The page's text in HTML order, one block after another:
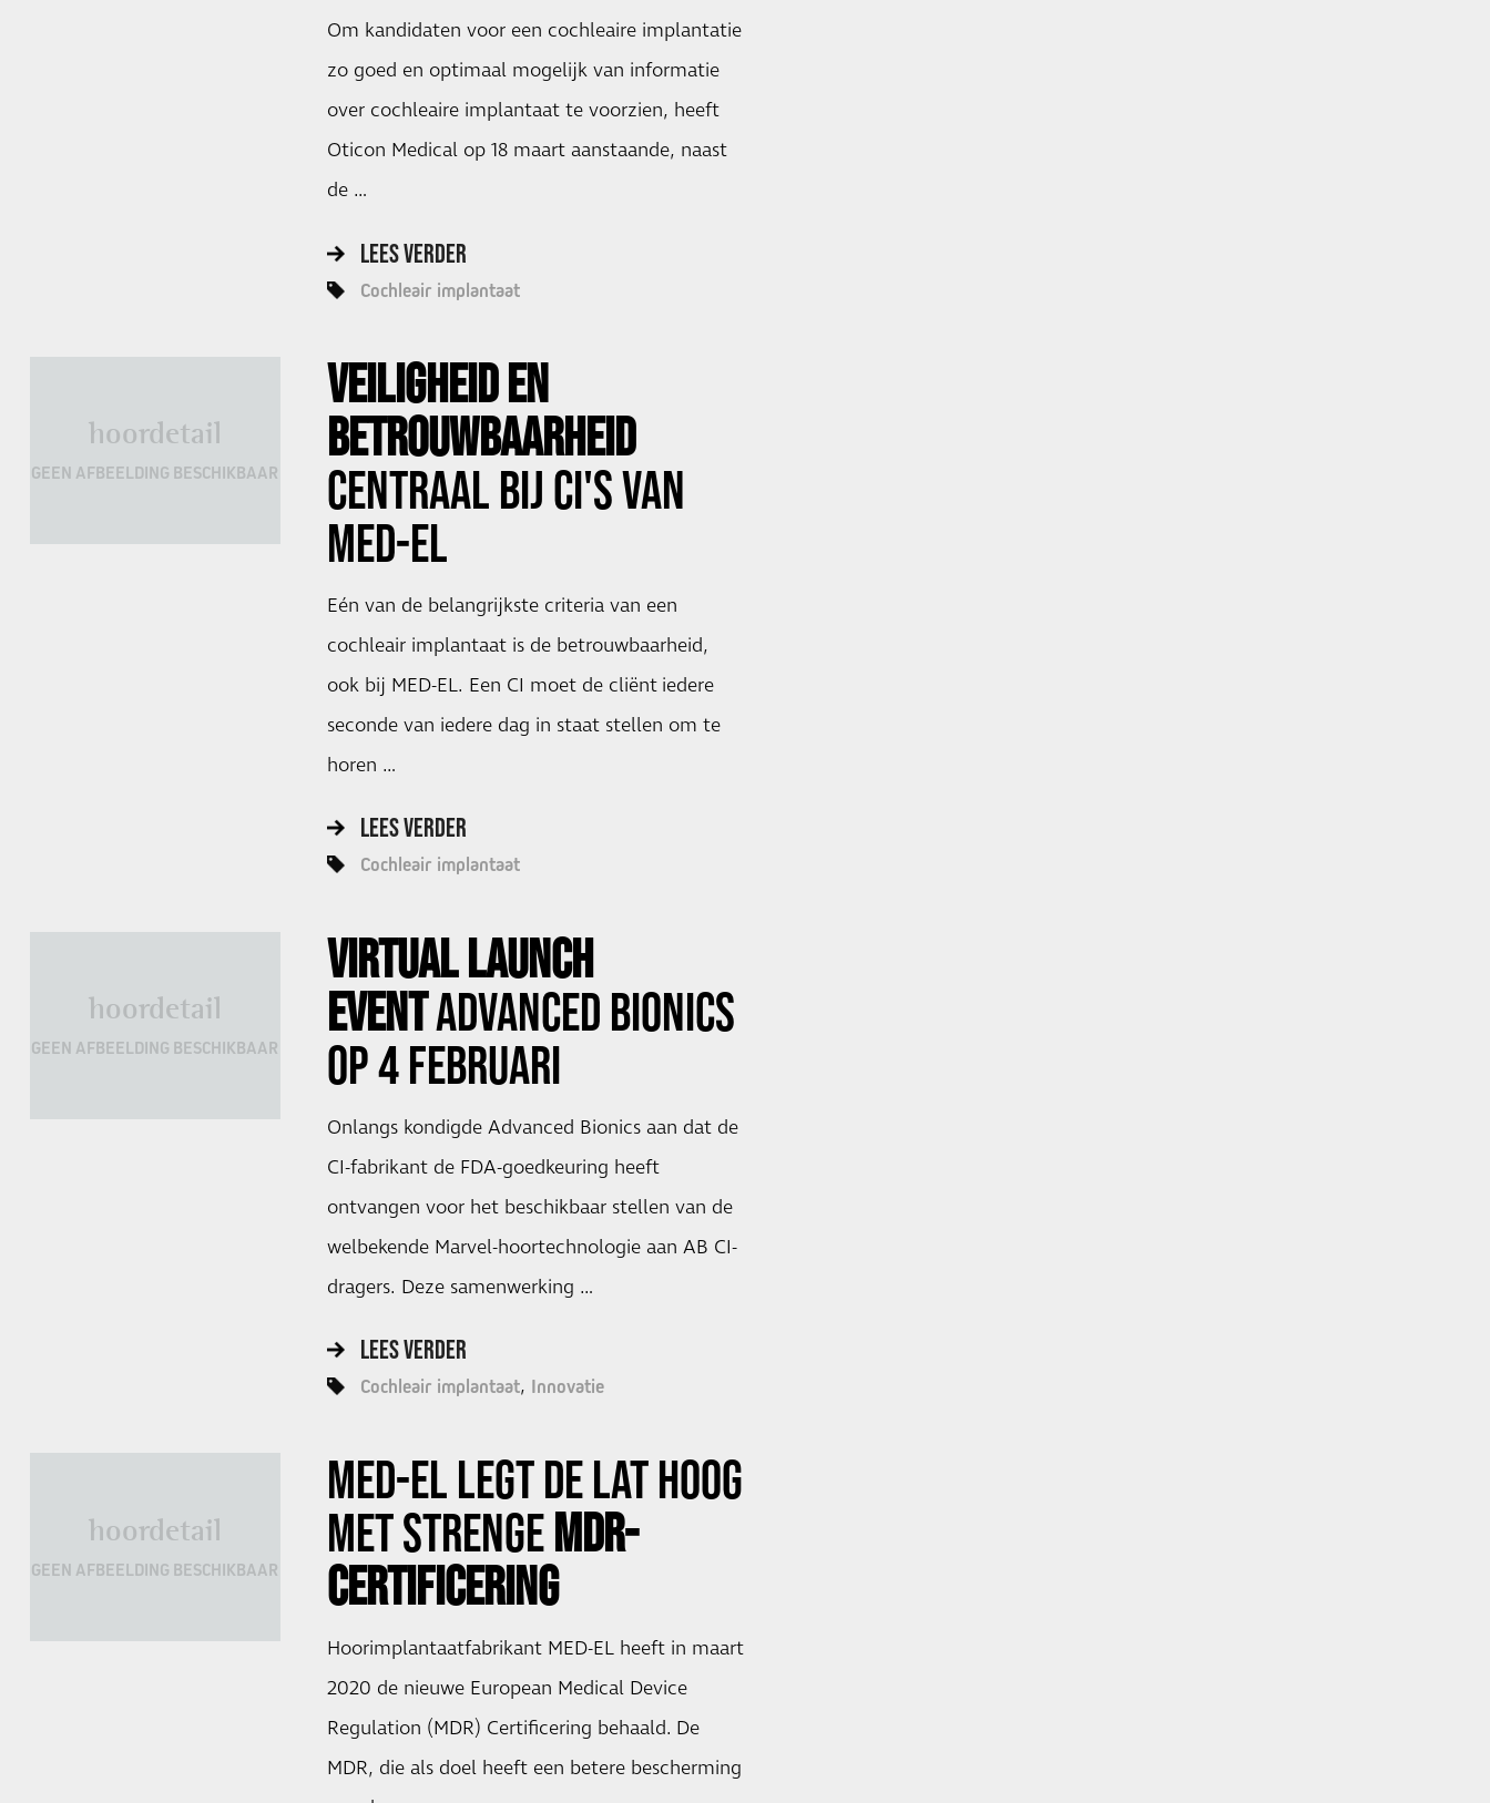
Om kandidaten voor een cochleaire implantatie
zo goed en optimaal mogelijk van informatie
over cochleaire implantaat te voorzien, heeft
Oticon Medical op 18 maart aanstaande, naast
de …
LEES VERDER
Cochleair implantaat
hoordetail
GEEN AFBEELDING BESCHIKBAAR
VEILIGHEID EN
BETROUWBAARHEID
CENTRAAL BIJ CI'S VAN
MED-EL
Eén van de belangrijkste criteria van een
cochleair implantaat is de betrouwbaarheid,
ook bij MED-EL. Een CI moet de cliënt iedere
seconde van iedere dag in staat stellen om te
horen …
LEES VERDER
Cochleair implantaat
hoordetail
GEEN AFBEELDING BESCHIKBAAR
VIRTUAL LAUNCH
EVENTADVANCED BIONICS
OP 4 FEBRUARI
Onlangs kondigde Advanced Bionics aan dat de
CI-fabrikant de FDA-goedkeuring heeft
ontvangen voor het beschikbaar stellen van de
welbekende Marvel-hoortechnologie aan AB CI-
dragers. Deze samenwerking …
LEES VERDER
Cochleair implantaat Innovatie
hoordetail
GEEN AFBEELDING BESCHIKBAAR
MED-EL LEGT DE LAT HOOG
MET STRENGE MDR-
CERTIFICERING
Hoorimplantaatfabrikant MED-EL heeft in maart
2020 de nieuwe European Medical Device
Regulation (MDR) Certificering behaald. De
MDR, die als doel heeft een betere bescherming